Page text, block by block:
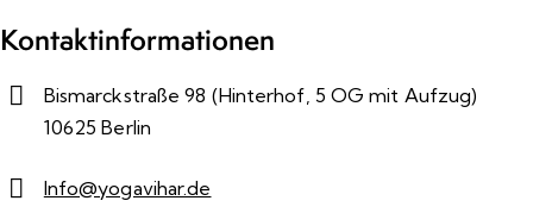
Kontaktinformationen
Bismarckstraße 98 (Hinterhof, 5 OG mit Aufzug)
10625 Berlin
Info@yogavihar.de